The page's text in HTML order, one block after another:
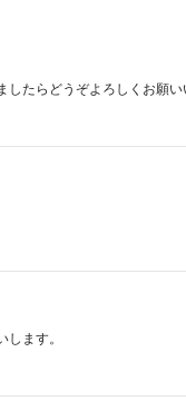
たらどうぞよろしくお願い
ます。